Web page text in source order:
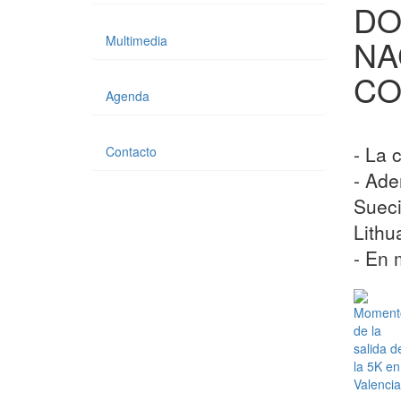
- La
-
- En
Multimedia
Agenda
Contacto